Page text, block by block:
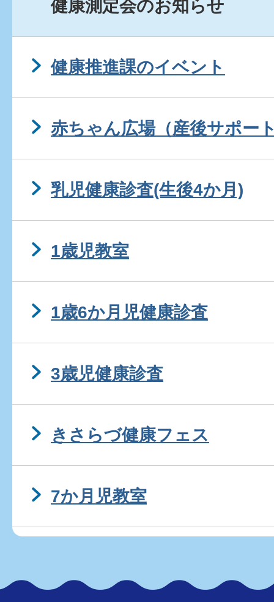
健康測定会のお知らせ
健康推進課のイベント
赤ちゃん広場（産後サポー
乳児健康診査(生後4か月)
1歳児教室
1歳6か月児健康診査
3歳児健康診査
きさらづ健康フェス
7か月児教室